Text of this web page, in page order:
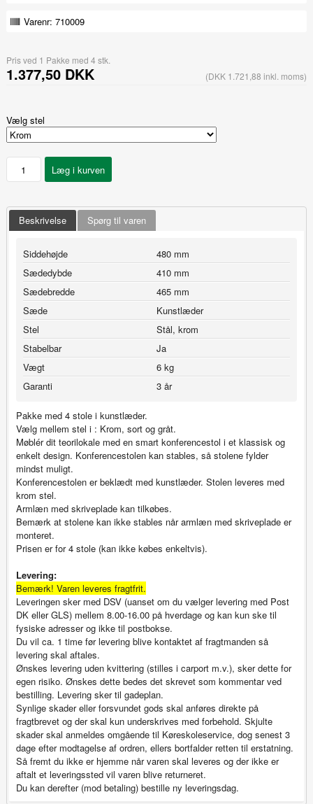
Varenr: 710009
Pris ved 1 Pakke med 4 stk.
1.377,50 DKK (DKK 1.721,88 inkl. moms)
Vælg stel
Beskrivelse Spørg til varen
Siddehøjde
480 mm
Sædedybde
410 mm
Sædebredde
465 mm
Sæde
Kunstlæder
Stel
Stål, krom
Stabelbar
Ja
Vægt
6 kg
Garanti
3 år
Pakke med 4 stole i kunstlæder.
Vælg mellem stel i : Krom, sort og gråt.
Møblér dit teorilokale med en smart konferencestol i et klassisk og
enkelt design. Konferencestolen kan stables, så stolene fylder
mindst muligt.
Konferencestolen er beklædt med kunstlæder. Stolen leveres med
krom stel.
Armlæn med skriveplade kan tilkøbes.
Bemærk at stolene kan ikke stables når armlæn med skriveplade er
monteret.
Prisen er for 4 stole (kan ikke købes enkeltvis).
Levering:
Bemærk! Varen leveres fragtfrit.
Leveringen sker med DSV (uanset om du vælger levering med Post
DK eller GLS) mellem 8.00-16.00 på hverdage og kan kun ske til
fysiske adresser og ikke til postbokse.
Du vil ca. 1 time før levering blive kontaktet af fragtmanden så
levering skal aftales.
Ønskes levering uden kvittering (stilles i carport m.v.), sker dette for
egen risiko. Ønskes dette bedes det skrevet som kommentar ved
bestilling. Levering sker til gadeplan.
Synlige skader eller forsvundet gods skal anføres direkte på
fragtbrevet og der skal kun underskrives med forbehold. Skjulte
skader skal anmeldes omgående til Køreskoleservice, dog senest 3
dage efter modtagelse af ordren, ellers bortfalder retten til erstatning.
Så fremt du ikke er hjemme når varen skal leveres og der ikke er
aftalt et leveringssted vil varen blive returneret.
Du kan derefter (mod betaling) bestille ny leveringsdag.